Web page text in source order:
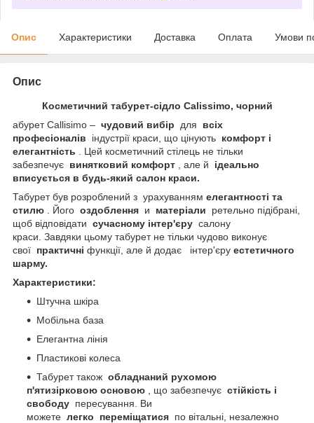
Опис Характеристики Доставка Оплата Умови
Опис
Косметичний табурет-сідло Calissimo, чорний
абурет Callisimo – чудовий вибір для всіх
професіоналів індустрії краси, що цінують комфорт і
елегантність . Цей косметичний стілець не тільки
забезпечує винятковий комфорт , але й ідеально
вписується в будь-який салон краси.
Табурет був розроблений з урахуванням елегантності та
стилю . Його оздоблення и матеріали ретельно підібрані,
щоб відповідати сучасному інтер'єру салону
краси. Завдяки цьому табурет не тільки чудово виконує
свої практичні функції, але й додає інтер'єру естетичного
шарму.
Характеристики:
Штучна шкіра
Мобільна база
Елегантна лінія
Пластикові колеса
Табурет також обладнаний рухомою
п'ятизірковою основою , що забезпечує стійкість і
свободу пересування. Ви
можете легко переміщатися по вітальні, незалежно